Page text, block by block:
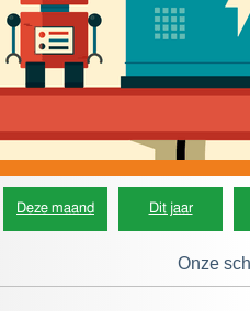
Deze maand Dit jaar
Onze